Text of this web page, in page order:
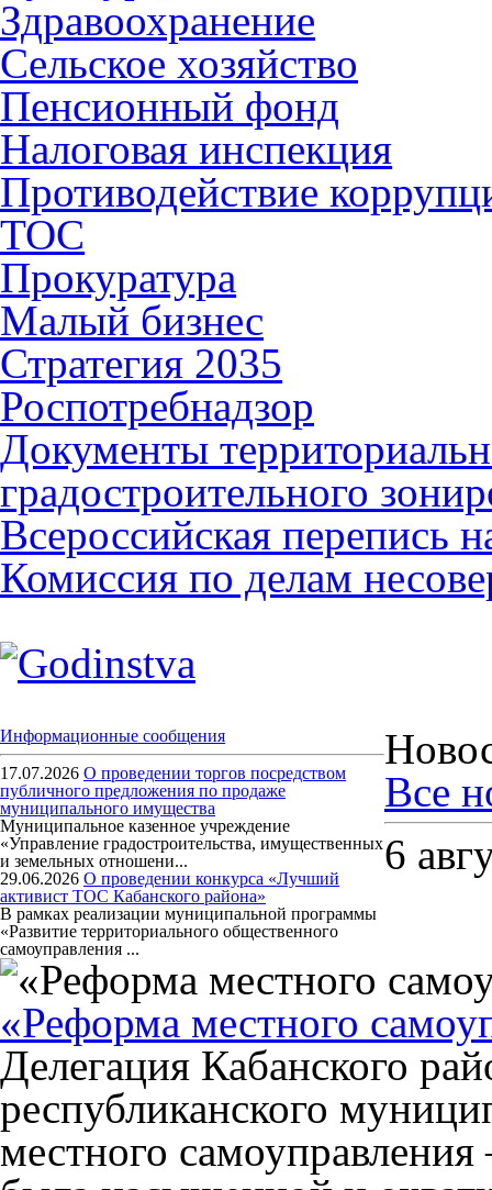
Здравоохранение
Сельское хозяйство
Пенсионный фонд
Налоговая инспекция
Противодействие
ТОС
Прокуратура
Малый бизнес
Стратегия 2035
Роспотребнадзор
Документы
градостроительного
Всероссийская перепись
Комиссия по делам
Информационные сообщения
17.07.2026 О проведении торгов посредством
публичного предложения по продаже
муниципального имущества
Муниципальное казенное учреждение
«Управление градостроительства, имущественных
и земельных отношени...
29.06.2026 О проведении конкурса «Лучший
активист ТОС Кабанского района»
В рамках реализации муниципальной программы
«Развитие территориального общественного
самоуправления ...
Все
6
«Реформа местного
Делегация Кабанского
республиканского
местного